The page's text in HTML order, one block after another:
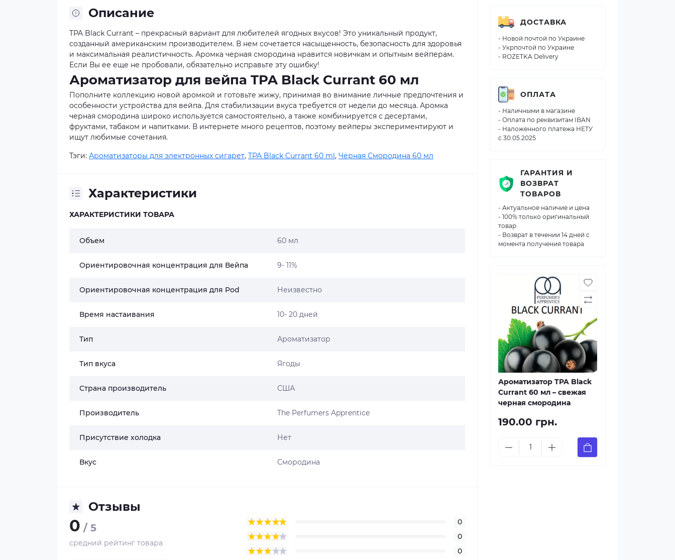
Описание
TPA Black Currant – прекрасный вариант для любителей ягодных вкусов! Это уникальный продукт,
созданный американским производителем. В нем сочетается насыщенность, безопасность для здоровья
и максимальная реалистичность. Аромка черная смородина нравится новичкам и опытным вейперам.
Если Вы ее еще не пробовали, обязательно исправьте эту ошибку!
Ароматизатор для вейпа TPA Black Currant 60 мл
Пополните коллекцию новой аромкой и готовьте жижу, принимая во внимание личные предпочтения и
особенности устройства для вейпа. Для стабилизации вкуса требуется от недели до месяца. Аромка
черная смородина широко используется самостоятельно, а также комбинируется с десертами,
фруктами, табаком и напитками. В интернете много рецептов, поэтому вейперы экспериментируют и
ищут любимые сочетания.
Тэги: Ароматизаторы для электронных сигарет, TPA Black Currant 60 ml, Чёрная Смородина 60 мл
Характеристики
ХАРАКТЕРИСТИКИ ТОВАРА
Объем 60 мл
Ориентировочная концентрация для Вейпа 9- 11%
Ориентировочная концентрация для Pod Неизвестно
Время настаивания 10- 20 дней
Тип Ароматизатор
Тип вкуса Ягоды
Страна производитель США
Производитель The Perfumers Apprentice
Присутствие холодка Нет
Вкус Смородина
Отзывы
0 / 5
средний рейтинг товара
0
0
0
ДОСТАВКА
- Новой почтой по Украине
- Укрпочтой по Украине
- ROZETKA Delivery
ОПЛАТА
- Наличными в магазине
- Оплата по реквизитам IBAN
- Наложенного платежа НЕТУ
с 30.05.2025
ГАРАНТИЯ И
ВОЗВРАТ
ТОВАРОВ
- Актуальное наличие и цена
- 100% только оригинальный
товар
- Возврат в течении 14 дней с
момента получения товара
Ароматизатор TPA Black
Currant 60 мл – свежая
черная смородина
190.00 грн.